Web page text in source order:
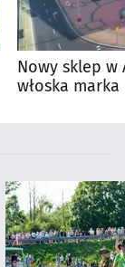
Nowy sklep w
włoska